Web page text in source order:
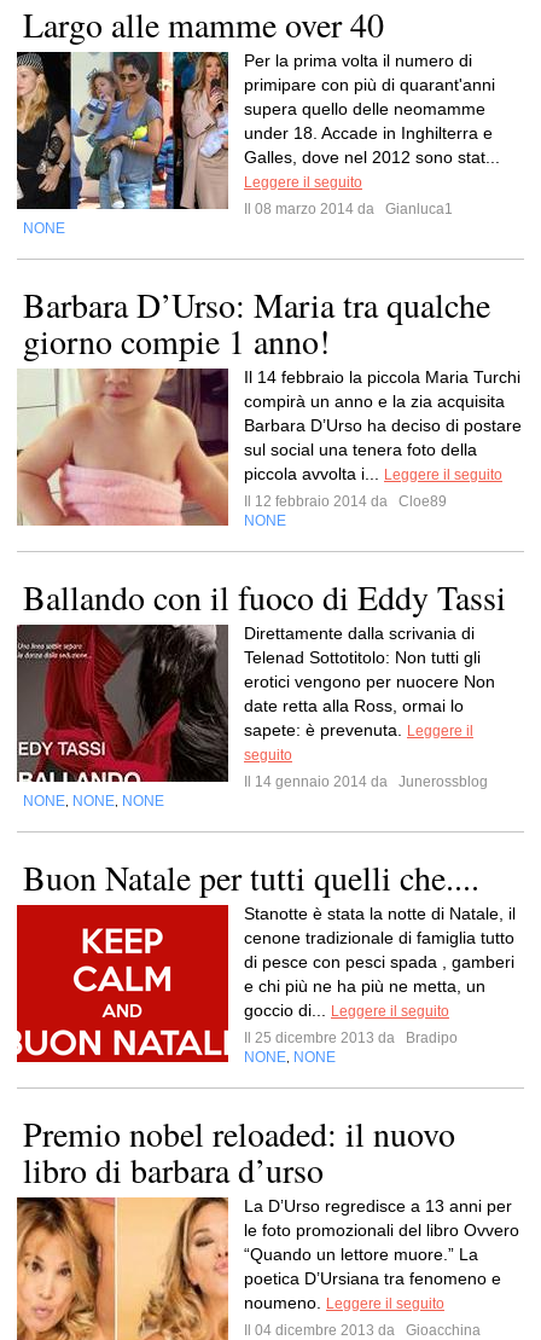
Largo alle mamme over 40
Per la prima volta il numero di
primipare con più di quarant'anni
supera quello delle neomamme
under 18. Accade in Inghilterra e
Galles, dove nel 2012 sono stat...
Leggere il seguito
Il 08 marzo 2014 da
Gianluca1
NONE
Barbara D’Urso: Maria tra qualche
giorno compie 1 anno!
Il 14 febbraio la piccola Maria Turchi
compirà un anno e la zia acquisita
Barbara D’Urso ha deciso di postare
sul social una tenera foto della
piccola avvolta i...
Leggere il seguito
Il 12 febbraio 2014 da
Cloe89
NONE
Ballando con il fuoco di Eddy Tassi
Direttamente dalla scrivania di
Telenad Sottotitolo: Non tutti gli
erotici vengono per nuocere Non
date retta alla Ross, ormai lo
sapete: è prevenuta.
Leggere il
seguito
Il 14 gennaio 2014 da
Junerossblog
NONE NONE NONE
Buon Natale per tutti quelli che....
Stanotte è stata la notte di Natale, il
cenone tradizionale di famiglia tutto
di pesce con pesci spada , gamberi
e chi più ne ha più ne metta, un
goccio di...
Leggere il seguito
Il 25 dicembre 2013 da
Bradipo
NONE NONE
Premio nobel reloaded: il nuovo
libro di barbara d’urso
La D’Urso regredisce a 13 anni per
le foto promozionali del libro Ovvero
“Quando un lettore muore.” La
poetica D’Ursiana tra fenomeno e
noumeno.
Leggere il seguito
Il 04 dicembre 2013 da
Gioacchina